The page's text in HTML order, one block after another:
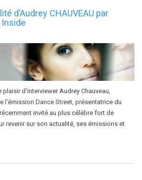
d’Audrey CHAUVEAU par
d’interviewer Audrey Chauveau,
l’émission Dance Street, présentatrice du
invité au plus célèbre fort de
revenir sur son actualité, ses émissions et